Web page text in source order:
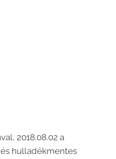
2018.08.02 a
hulladékmentes